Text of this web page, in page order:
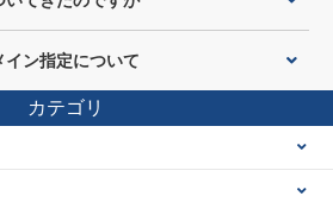
イン指定について
カテゴリ